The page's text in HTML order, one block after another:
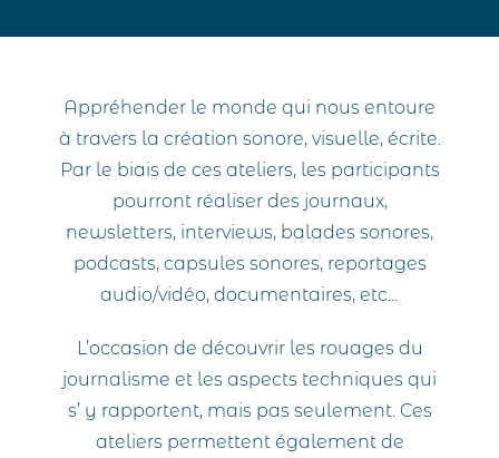
Appréhender le monde qui nous entoure
à travers la création sonore, visuelle, écrite.
Par le biais de ces ateliers, les participants
pourront réaliser des journaux,
newsletters, interviews, balades sonores,
podcasts, capsules sonores, reportages
audio/vidéo, documentaires, etc…
L’occasion de découvrir les rouages du
journalisme et les aspects techniques qui
s’ y rapportent, mais pas seulement. Ces
ateliers permettent également de